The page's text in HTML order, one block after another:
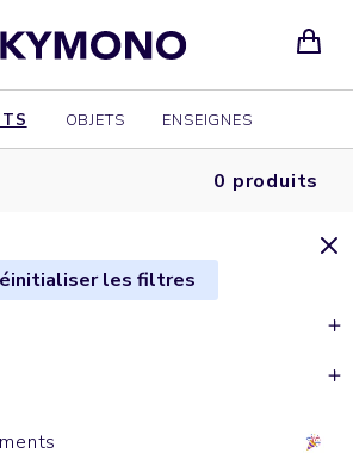
OBJETS ENSEIGNES
0 produits
les filtres